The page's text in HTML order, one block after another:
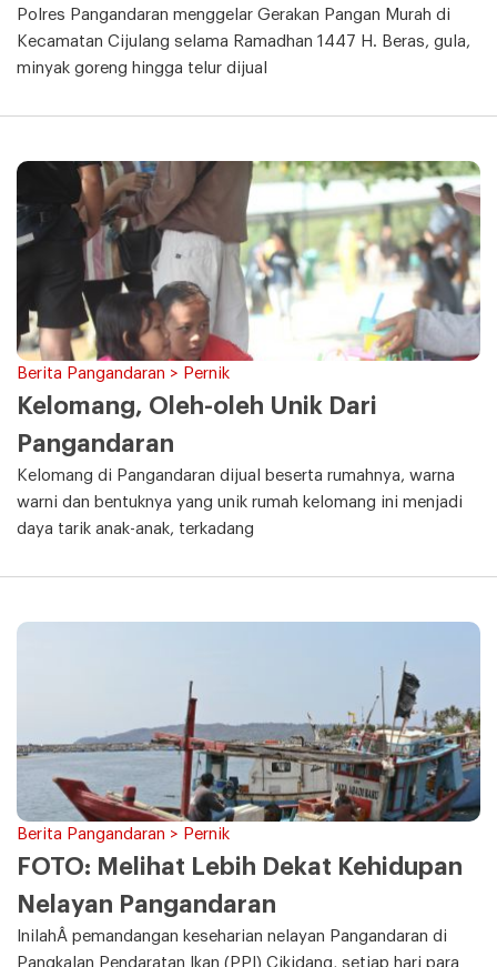
Polres Pangandaran menggelar Gerakan Pangan Murah di
Kecamatan Cijulang selama Ramadhan 1447 H. Beras, gula,
minyak goreng hingga telur dijual
Berita Pangandaran > Pernik
Kelomang, Oleh-oleh Unik Dari
Pangandaran
Kelomang di Pangandaran dijual beserta rumahnya, warna
warni dan bentuknya yang unik rumah kelomang ini menjadi
daya tarik anak-anak, terkadang
Berita Pangandaran > Pernik
FOTO: Melihat Lebih Dekat Kehidupan
Nelayan Pangandaran
InilahÂ pemandangan keseharian nelayan Pangandaran di
Pangkalan Pendaratan Ikan (PPI) Cikidang, setiap hari para